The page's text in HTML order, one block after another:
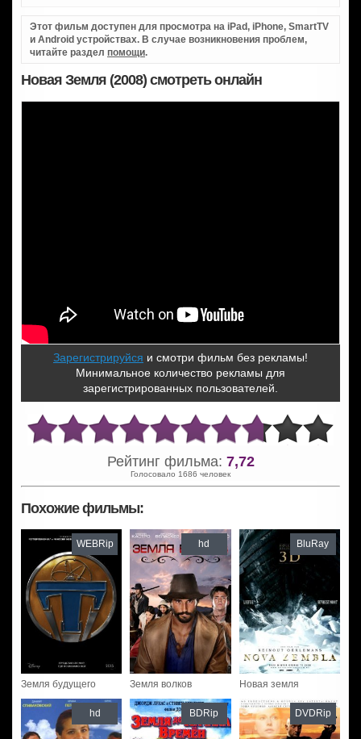
Этот фильм доступен для просмотра на iPad, iPhone, SmartTV
и Android устройствах. В случае возникновения проблем,
читайте раздел помощи.
Новая Земля (2008) смотреть онлайн
Зарегистрируйся и смотри фильм без рекламы!
Минимальное количество рекламы для
зарегистрированных пользователей.
Рейтинг фильма: 7,72
Голосовало 1686 человек
Похожие фильмы:
Земля будущего
WEBRip
Земля волков
hd
Новая земля
BluRay
hd BDRip DVDRip